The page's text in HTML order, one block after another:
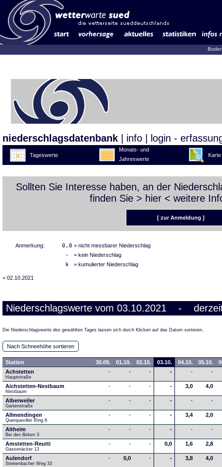
niederschlagsdatenbank info login -
Tageswerte
Monats- und
Jahreswerte
Karte
Sollten Sie Interesse haben, an der
finden Sie > hier < weitere
[ zur Anmeldung ]
Anmerkung: 0,0 = nicht messbarer Niederschlag
- = kein Niederschlag
k = kumulierter Niederschlag
< 02.10.2021
Niederschlagswerte vom 03.10.2021 -
Die Niederschlagswerte des gewählten Tages lassen sich durch Klicken auf das Datum sortieren.
Nach Schneehöhe sortieren
Station 30.09. 01.10. 02.10. 03.10. 04.10. 05.10.
Achstetten
Hauptstraße
- - - - - -
Aichstetten-Nestbaum
Nestbaum
- - - - 3,0 4,0
Alberweiler
Gartenstraße
- - - - - -
Allmendingen
Querqueviller Ring 6
- - - - 3,4 2,0
Altheim
Bei den Birken 3
- - - - - -
Amstetten-Reutti
Gassenäcker 13
- - - 0,0 1,6 2,8
Aulendorf
Steinenbacher Weg 33
- 0,0 - - 3,8 4,0